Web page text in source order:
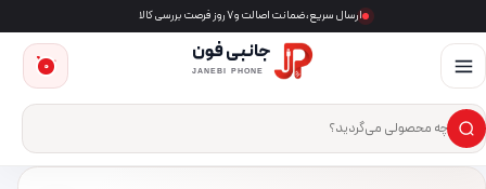
ارسال سریع، ضمانت اصالت و ۷ روز فرصت بررسی کالا
جانبی فون
JANEBI PHONE
جست‌وجوی محصول
×
0